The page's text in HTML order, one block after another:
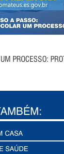
PROCESSO:
CASA
SAÚDE